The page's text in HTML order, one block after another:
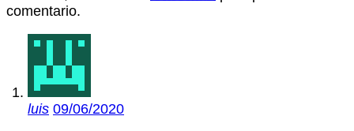
comentario.
luis 09/06/2020